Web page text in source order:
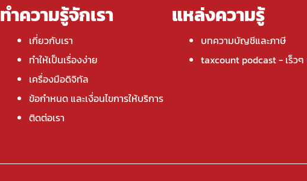
ทำความรู้จักเรา
เกี่ยวกับเรา
ทำให้เป็นเรื่องง่าย
เครื่องมือดิจิทัล
ข้อกำหนด และเงื่อนไขการให้บริการ
ติดต่อเรา
แหล่งความรู้
บทความบัญชีและภาษี
taxcount podcast- เร็ว